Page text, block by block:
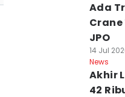
Ada
JPO
14 Jul
News
Akhir
42